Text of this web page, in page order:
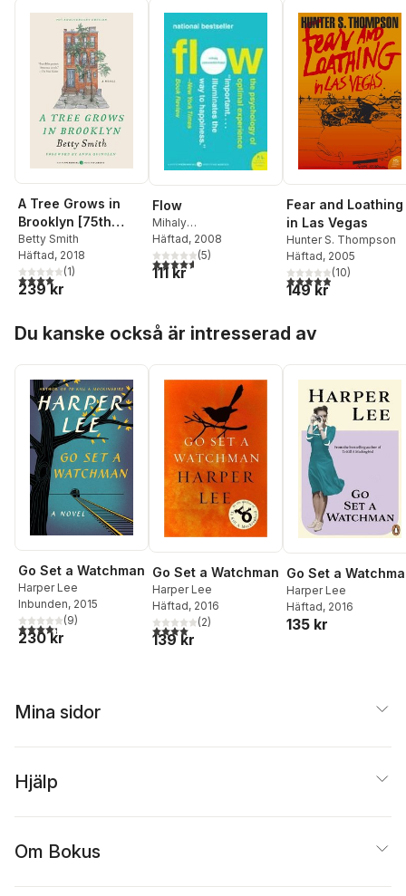
A Tree Grows in
Brooklyn [75th
Anniversary Ed]
Betty Smith
Häftad, 2018
4,0utav 5 stjärnor. Totalt antal röster:
(1)
239 kr
Flow
Mihaly
Csikszentmihalyi
Häftad, 2008
4,6utav 5 stjärnor. Totalt antal röster:
(5)
111 kr
Fear and Loathing
in Las Vegas
Hunter S. Thompson
Häftad, 2005
4,9utav 5 stjärnor.
(10)
149 kr
Du kanske också är intresserad av
Go Set a Watchman
Harper Lee
Inbunden, 2015
4,3utav 5 stjärnor. Totalt antal röster:
(9)
230 kr
Go Set a Watchman
Harper Lee
Häftad, 2016
4,0utav 5 stjärnor. Totalt antal röster:
(2)
139 kr
Go Set a
Harper Lee
Häftad, 2016
135 kr
Mina sidor
Hjälp
Om Bokus